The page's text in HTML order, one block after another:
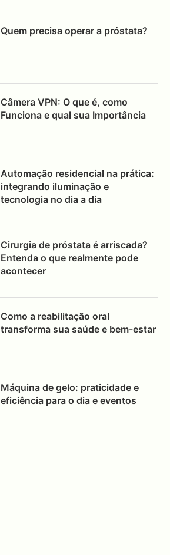
Quem precisa operar a próstata?
Câmera VPN: O que é, como
Funciona e qual sua Importância
Automação residencial na prática:
integrando iluminação e
tecnologia no dia a dia
Cirurgia de próstata é arriscada?
Entenda o que realmente pode
acontecer
Como a reabilitação oral
transforma sua saúde e bem-estar
Máquina de gelo: praticidade e
eficiência para o dia e eventos